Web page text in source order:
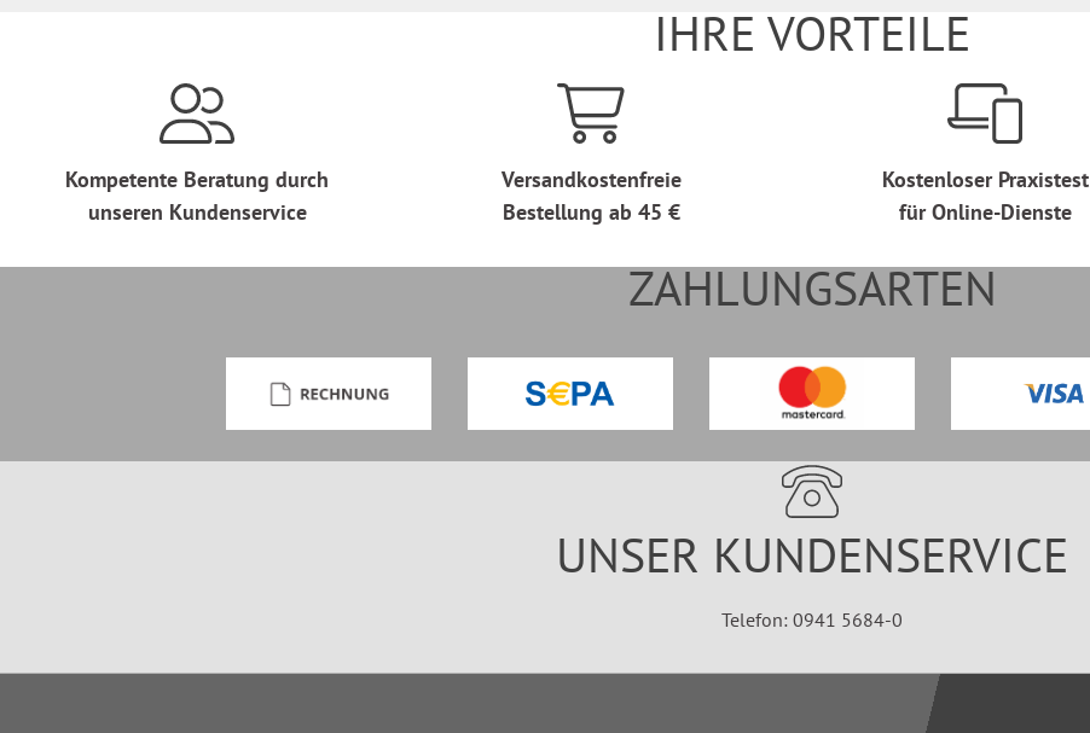
IHRE VORTEILE
Kompetente Beratung durch
unseren Kundenservice
Versandkostenfreie
Bestellung ab 45 €
Kostenloser Praxistest
für Online-Dienste
ZAHLUNGSARTEN
UNSER KUNDENSERVICE
Telefon: 0941 5684-0